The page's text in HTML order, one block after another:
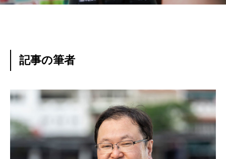
記事の筆者